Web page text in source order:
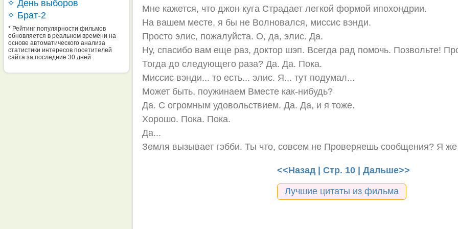
✧ День выборов
✧ Брат-2
* Рейтинг популярности фильмов
обновляется в реальном времени на
основе автоматического анализа
статистики интересов посетителей
сайта за последние 30 дней
Мне кажется, что джон куга Страдает легкой формой ипохондрии.
На вашем месте, я бы не Волновался, миссис вэнди.
Просто элис, пожалуйста. О, да, элис. Да.
Ну, спасибо вам еще раз, доктор шэп. Всегда рад помочь. Позвольте!
Тогда до следующего раза? Да. Да. Пока.
Миссис вэнди... то есть... элис. Я... тут подумал...
Может быть, поужинаем Вместе как-нибудь?
Да. С огромным удовольствием. Да. Да, и я тоже.
Хорошо. Пока. Пока.
Да...
Земля вызывает гэбби. Ты что, совсем не Проверяешь сообщения? Я же
<<Назад | Стр. 10 | Дальше>>
Лучшие цитаты из фильма